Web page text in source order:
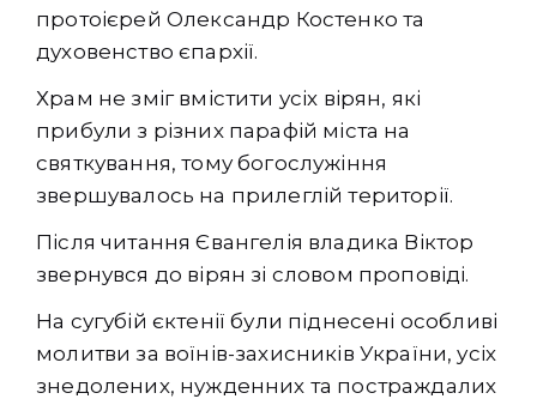
протоієрей Олександр Костенко та
духовенство єпархії.
Храм не зміг вмістити усіх вірян, які
прибули з різних парафій міста на
святкування, тому богослужіння
звершувалось на прилеглій території.
Після читання Євангелія владика Віктор
звернувся до вірян зі словом проповіді.
На сугубій єктенії були піднесені особливі
молитви за воїнів-захисників України, усіх
знедолених, нужденних та постраждалих